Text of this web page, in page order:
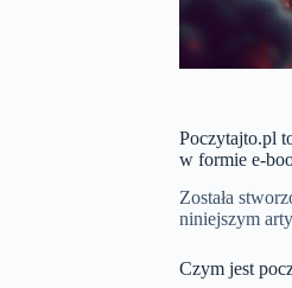
Poczytajto.pl
w formie e-
Została
niniejszym
Czym jest